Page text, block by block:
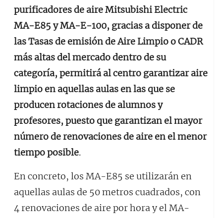
purificadores de aire Mitsubishi Electric
MA-E85 y MA-E-100, gracias a disponer de
las Tasas de emisión de Aire Limpio o CADR
más altas del mercado dentro de su
categoría, permitirá al centro garantizar aire
limpio en aquellas aulas en las que se
producen rotaciones de alumnos y
profesores, puesto que garantizan el mayor
número de renovaciones de aire en el menor
tiempo posible.
En concreto, los MA-E85 se utilizarán en
aquellas aulas de 50 metros cuadrados, con
4 renovaciones de aire por hora y el MA-